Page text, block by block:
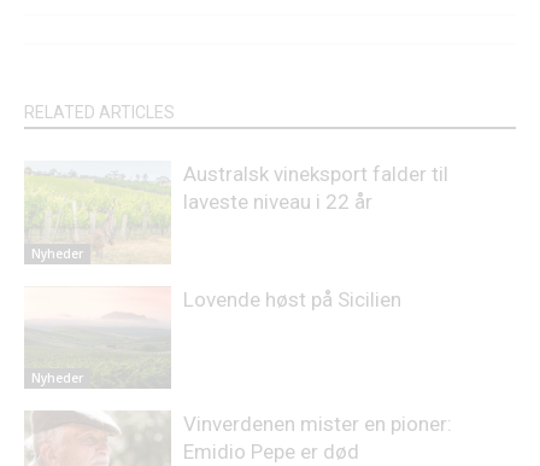
RELATED ARTICLES
Nyheder
Australsk vineksport falder til
laveste niveau i 22 år
Nyheder
Lovende høst på Sicilien
Vinverdenen mister en pioner:
Emidio Pepe er død